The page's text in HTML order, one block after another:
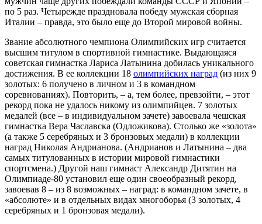
по 5 раз. Четырежде праздновала победу мужская сборная
Италии – правда, это было еще до Второй мировой войны.
Звание абсолютного чемпиона Олимпийских игр считается
высшим титулом в спортивной гимнастике. Выдающаяся
советская гимнастка Лариса Латынина добилась уникального
достижения. В ее коллекции 18 олимпийских наград (из них 9
золотых: 6 получено в личном и 3 в командном
соревнованиях). Повторить, – а, тем более, превзойти, – этот
рекорд пока не удалось никому из олимпийцев. 7 золотых
медалей (все – в индивидуальном зачете) завоевала чешская
гимнастка Вера Чаславска (Одложикова). Столько же «золота»
(а также 5 серебряных и 3 бронзовых медали) в коллекции
наград Николая Андрианова. (Андрианов и Латынина – два
самых титулованных в истории мировой гимнастики
спортсмена.) Другой наш гимнаст Александр Дитятин на
Олимпиаде-80 установил еще один своеобразный рекорд,
завоевав 8 – из 8 возможных – наград: в командном зачете, в
«абсолюте» и в отдельных видах многоборья (3 золотых, 4
серебряных и 1 бронзовая медали).